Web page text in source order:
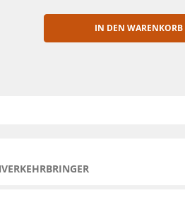
IN DEN WARENKORB